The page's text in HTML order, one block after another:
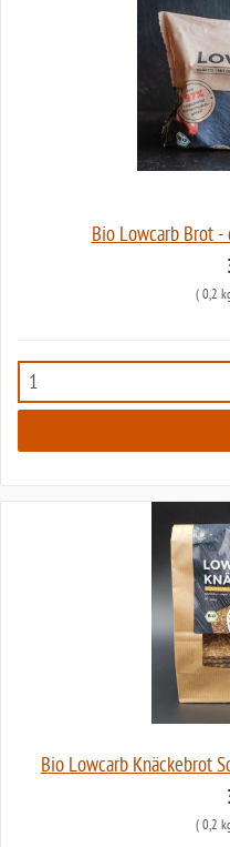
Bio Lowcarb Brot -
( 0,2
Bio Lowcarb Knäckebrot
( 0,2